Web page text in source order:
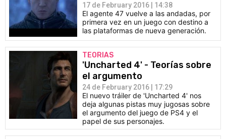
17 de February 2016 | 14:38
El agente 47 vuelve a las andadas, por
primera vez en un juego con destino a
las plataformas de nueva generación.
TEORIAS
'Uncharted 4' - Teorías sobre
el argumento
24 de February 2016 | 17:29
El nuevo tráiler de 'Uncharted 4' nos
deja algunas pistas muy jugosas sobre
el argumento del juego de PS4 y el
papel de sus personajes.